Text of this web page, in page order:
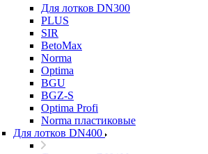
Для лотков DN300
PLUS
SIR
BetoMax
Norma
Optima
BGU
BGZ-S
Optima Profi
Norma пластиковые
Для лотков DN400